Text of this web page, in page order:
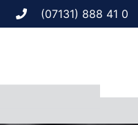
(07131) 888 41 0